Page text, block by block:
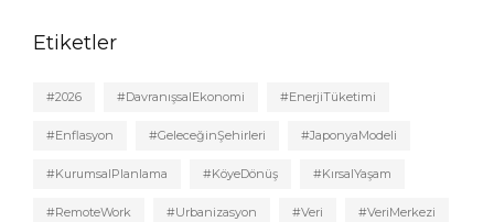
Etiketler
#2026 #DavranışsalEkonomi #EnerjiTüketimi
#Enflasyon #GeleceğinŞehirleri #JaponyaModeli
#KurumsalPlanlama #KöyeDönüş #KırsalYaşam
#RemoteWork #Urbanizasyon #Veri #VeriMerkezi